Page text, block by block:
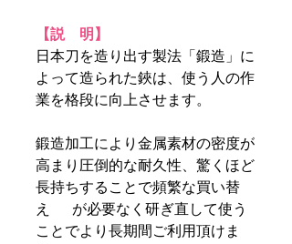
【説 明】
日本刀を造り出す製法「鍛造」に
よって造られた鋏は、使う人の作
業を格段に向上させます。
鍛造加工により金属素材の密度が
高まり圧倒的な耐久性、驚くほど
長持ちすることで頻繁な買い替
え が必要なく研ぎ直して使う
ことでより長期間ご利用頂けま